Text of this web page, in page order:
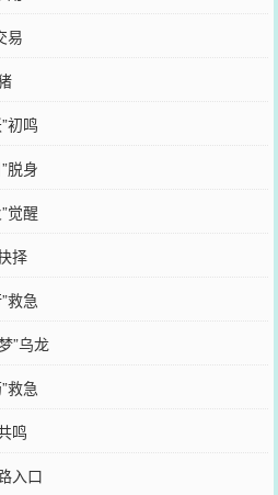
易
初鸣
脱身
觉醒
择
救急
”乌龙
救急
鸣
入口